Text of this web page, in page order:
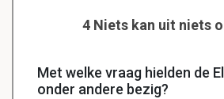
4 Niets kan uit niets
Met welke vraag hielden de
onder andere bezig?